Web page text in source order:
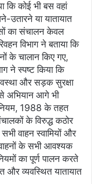
कि कोई भी बस वहां
या यातायात
का संचालन केवल
विभाग ने बताया कि
के चालान किए गए,
ने स्पष्ट किया कि
और सड़क सुरक्षा
अभियान आगे भी
1988 के तहत
के विरुद्ध कठोर
सभी वाहन स्वामियों और
के सभी आवश्यक
का पूर्ण पालन करते
और व्यवस्थित यातायात